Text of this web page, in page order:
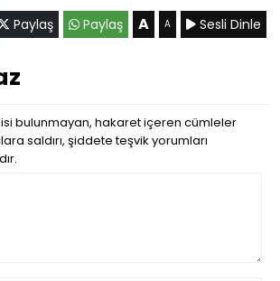
Paylaş Paylaş A A Sesli Dinle
bulunmayan, hakaret içeren cümleler
saldırı, şiddete teşvik yorumları